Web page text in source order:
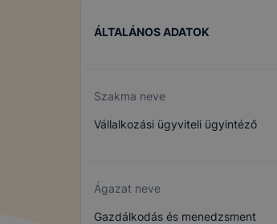
ÁLTALÁNOS ADATOK
Szakma neve
Vállalkozási ügyviteli ügyintéző
Ágazat neve
Gazdálkodás és menedzsment